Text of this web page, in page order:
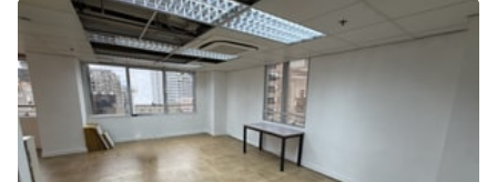
Schitterend uitzicht
Smoking Area
Soundproof
Straatniveau
Terrace